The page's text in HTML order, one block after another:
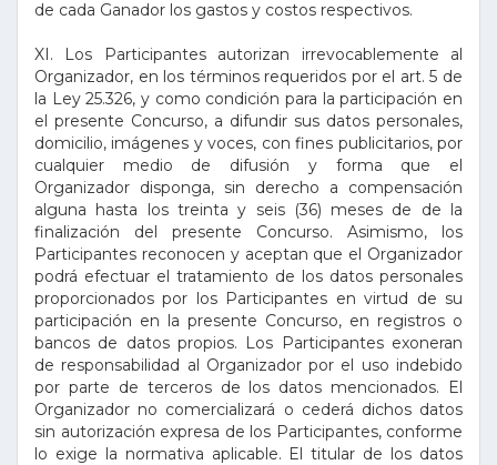
de cada Ganador los gastos y costos respectivos.
XI. Los Participantes autorizan irrevocablemente al
Organizador, en los términos requeridos por el art. 5 de
la Ley 25.326, y como condición para la participación en
el presente Concurso, a difundir sus datos personales,
domicilio, imágenes y voces, con fines publicitarios, por
cualquier medio de difusión y forma que el
Organizador disponga, sin derecho a compensación
alguna hasta los treinta y seis (36) meses de de la
finalización del presente Concurso. Asimismo, los
Participantes reconocen y aceptan que el Organizador
podrá efectuar el tratamiento de los datos personales
proporcionados por los Participantes en virtud de su
participación en la presente Concurso, en registros o
bancos de datos propios. Los Participantes exoneran
de responsabilidad al Organizador por el uso indebido
por parte de terceros de los datos mencionados. El
Organizador no comercializará o cederá dichos datos
sin autorización expresa de los Participantes, conforme
lo exige la normativa aplicable. El titular de los datos